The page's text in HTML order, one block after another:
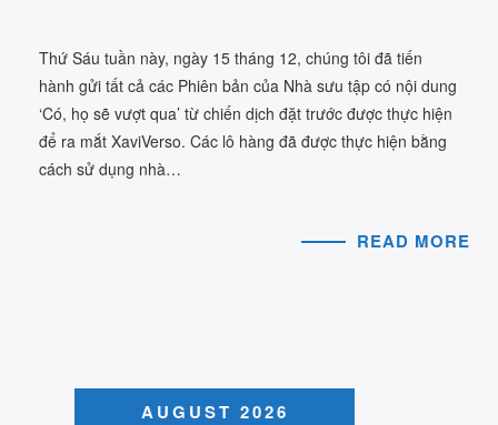
Thứ Sáu tuần này, ngày 15 tháng 12, chúng tôi đã tiến
hành gửi tất cả các Phiên bản của Nhà sưu tập có nội dung
‘Có, họ sẽ vượt qua’ từ chiến dịch đặt trước được thực hiện
để ra mắt XaviVerso. Các lô hàng đã được thực hiện bằng
cách sử dụng nhà…
READ MORE
AUGUST 2026